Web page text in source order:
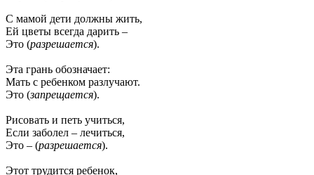
С мамой дети должны жить,
Ей цветы всегда дарить –
Это (разрешается).
Эта грань обозначает:
Мать с ребенком разлучают.
Это (запрещается).
Рисовать и петь учиться,
Если заболел – лечиться,
Это – (разрешается).
Этот трудится ребенок,